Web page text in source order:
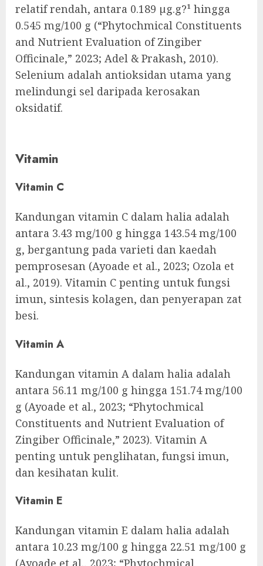
relatif rendah, antara 0.189 µg.g?¹ hingga
0.545 mg/100 g (“Phytochmical Constituents
and Nutrient Evaluation of Zingiber
Officinale,” 2023; Adel & Prakash, 2010).
Selenium adalah antioksidan utama yang
melindungi sel daripada kerosakan
oksidatif.
Vitamin
Vitamin C
Kandungan vitamin C dalam halia adalah
antara 3.43 mg/100 g hingga 143.54 mg/100
g, bergantung pada varieti dan kaedah
pemprosesan (Ayoade et al., 2023; Ozola et
al., 2019). Vitamin C penting untuk fungsi
imun, sintesis kolagen, dan penyerapan zat
besi.
Vitamin A
Kandungan vitamin A dalam halia adalah
antara 56.11 mg/100 g hingga 151.74 mg/100
g (Ayoade et al., 2023; “Phytochmical
Constituents and Nutrient Evaluation of
Zingiber Officinale,” 2023). Vitamin A
penting untuk penglihatan, fungsi imun,
dan kesihatan kulit.
Vitamin E
Kandungan vitamin E dalam halia adalah
antara 10.23 mg/100 g hingga 22.51 mg/100 g